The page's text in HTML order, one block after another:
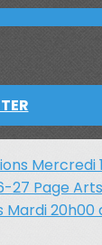
Mercredi
27 Page
Mardi 20h00